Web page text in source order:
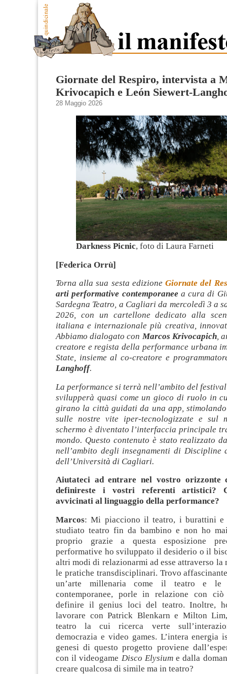
Giornate del Respiro, intervista a
Krivocapich e León Siewert-
28 Maggio 2026
Darkness Picnic, foto di Laura Farneti
[Federica Orrù]
Torna alla sua sesta edizioneGiornate del
arti performative contemporanee a cura di
Sardegna Teatro, a Cagliari da mercoledì 3 a
2026, con un cartellone dedicato alla
italiana e internazionale più creativa,
Abbiamo dialogato con Marcos Krivocapich,
creatore e regista della performance urbana
State, insieme al co-creatore e
Langhoff.
La performance si terrà nell’ambito del
svilupperà quasi come un gioco di ruolo in
girano la città guidati da una app,
sulle nostre vite iper-tecnologizzate e sul
schermo è diventato l’interfaccia principale
mondo. Questo contenuto è stato realizzato
nell’ambito degli insegnamenti di Discipline
dell’Università di Cagliari.
Aiutateci ad entrare nel vostro orizzonte
definireste i vostri referenti artistici?
avvicinati al linguaggio della performance?
Marcos: Mi piacciono il teatro, i burattini e
studiato teatro fin da bambino e non ho mai
proprio grazie a questa esposizione
performative ho sviluppato il desiderio o il
altri modi di relazionarmi ad esse attraverso
le pratiche transdisciplinari. Trovo
un’arte millenaria come il teatro e le
contemporanee, porle in relazione con ciò
definire il genius loci del teatro. Inoltre,
lavorare con Patrick Blenkarn e Milton
teatro la cui ricerca verte
democrazia e video games. L’intera energia
genesi di questo progetto proviene
con il videogame Disco Elysiume dalla
creare qualcosa di simile ma in teatro?